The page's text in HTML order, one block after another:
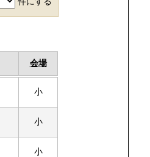
会場
小
小
小